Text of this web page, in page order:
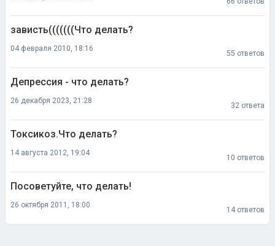
зависть(((((((Что делать?
04 февраля 2010, 18:16
55 ответов
Депрессия - что делать?
26 декабря 2023, 21:28
32 ответа
Токсикоз.Что делать?
14 августа 2012, 19:04
10 ответов
Посоветуйте, что делать!
26 октября 2011, 18:00
14 ответов